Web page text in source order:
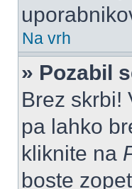
Na vrh
» Pozabil
Brez skrbi!
pa lahko
kliknite na
boste